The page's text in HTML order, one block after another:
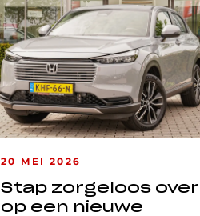
20 MEI 2026
Stap zorgeloos over
op een nieuwe